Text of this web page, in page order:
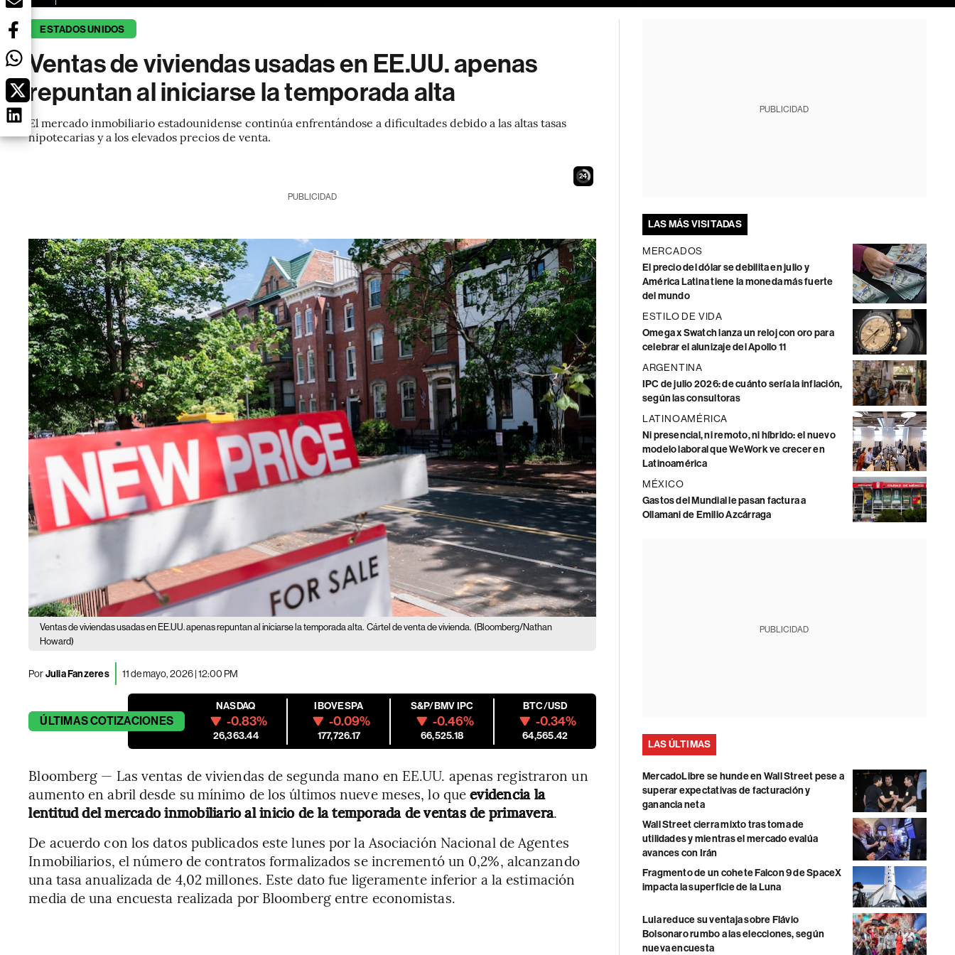
ESTADOS UNIDOS
Ventas de viviendas usadas en EE.UU. apenas
repuntan al iniciarse la temporada alta
El mercado inmobiliario estadounidense continúa enfrentándose a dificultades debido a las altas tasas
hipotecarias y a los elevados precios de venta.
23
PUBLICIDAD
Ventas de viviendas usadas en EE.UU. apenas repuntan al iniciarse la temporada alta. Cártel de venta de vivienda. (Bloomberg/Nathan
Howard)
PorJulia Fanzeres 11 de mayo, 2026 | 12:00 PM
ÚLTIMASCOTIZACIONES
NASDAQ
-0.83%
26,363.44
IBOVESPA
-0.09%
177,726.17
S&P/BMV IPC
-0.46%
66,525.18
BTC/USD
-0.34%
64,565.42
Bloomberg — Las ventas de viviendas de segunda mano en EE.UU. apenas registraron un
aumento en abril desde su mínimo de los últimos nueve meses, lo queevidencia la
lentitud del mercado inmobiliario al inicio de la temporada de ventas de primavera.
De acuerdo con los datos publicados este lunes por la Asociación Nacional de Agentes
Inmobiliarios, el número de contratos formalizados se incrementó un 0,2%, alcanzando
una tasa anualizada de 4,02 millones. Este dato fue ligeramente inferior a la estimación
media de una encuesta realizada por Bloomberg entre economistas.
PUBLICIDAD
LAS MÁS VISITADAS
MERCADOS
El precio del dólar se debilita en julio y
América Latina tiene la moneda más fuerte
del mundo
ESTILO DE VIDA
Omega x Swatch lanza un reloj con oro para
celebrar el alunizaje del Apollo 11
ARGENTINA
IPC de julio 2026: de cuánto sería la inflación,
según las consultoras
LATINOAMÉRICA
Ni presencial, ni remoto, ni híbrido: el nuevo
modelo laboral que WeWork ve crecer en
Latinoamérica
MÉXICO
Gastos del Mundial le pasan factura a
Ollamani de Emilio Azcárraga
PUBLICIDAD
LAS ÚLTIMAS
MercadoLibre se hunde en Wall Street pese a
superar expectativas de facturación y
ganancia neta
Wall Street cierra mixto tras toma de
utilidades y mientras el mercado evalúa
avances con Irán
Fragmento de un cohete Falcon 9 de SpaceX
impacta la superficie de la Luna
Lula reduce su ventaja sobre Flávio
Bolsonaro rumbo a las elecciones, según
nueva encuesta